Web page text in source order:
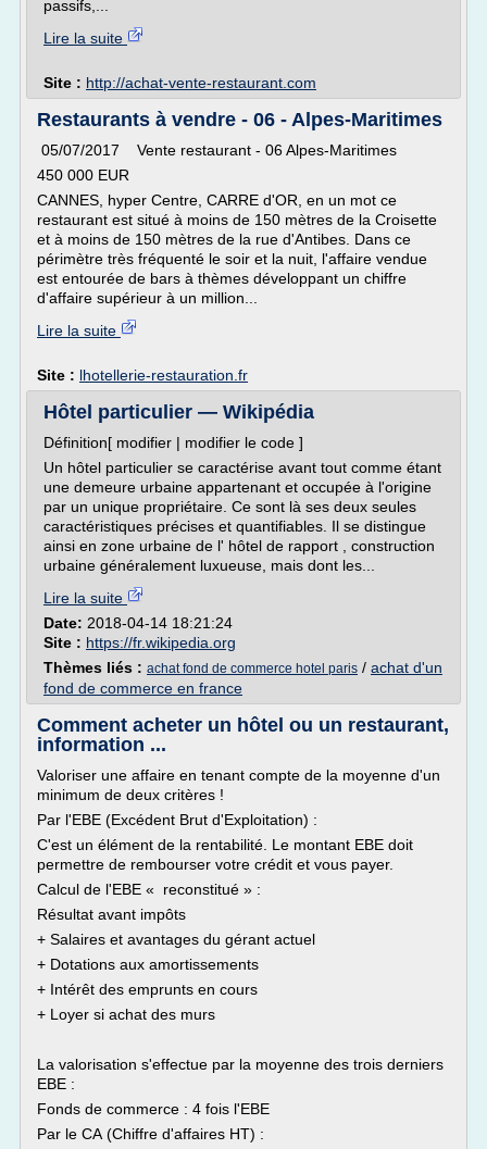
passifs,...
Lire la suite
Site : http://achat-vente-restaurant.com
Restaurants à vendre - 06 - Alpes-Maritimes
05/07/2017 Vente restaurant - 06 Alpes-Maritimes
450 000 EUR
CANNES, hyper Centre, CARRE d'OR, en un mot ce
restaurant est situé à moins de 150 mètres de la Croisette
et à moins de 150 mètres de la rue d'Antibes. Dans ce
périmètre très fréquenté le soir et la nuit, l'affaire vendue
est entourée de bars à thèmes développant un chiffre
d'affaire supérieur à un million...
Lire la suite
Site : lhotellerie-restauration.fr
Hôtel particulier — Wikipédia
Définition[ modifier | modifier le code ]
Un hôtel particulier se caractérise avant tout comme étant
une demeure urbaine appartenant et occupée à l'origine
par un unique propriétaire. Ce sont là ses deux seules
caractéristiques précises et quantifiables. Il se distingue
ainsi en zone urbaine de l' hôtel de rapport , construction
urbaine généralement luxueuse, mais dont les...
Lire la suite
Date: 2018-04-14 18:21:24
Site : https://fr.wikipedia.org
Thèmes liés : achat fond de commerce hotel paris / achat d'un
fond de commerce en france
Comment acheter un hôtel ou un restaurant,
information ...
Valoriser une affaire en tenant compte de la moyenne d'un
minimum de deux critères !
Par l'EBE (Excédent Brut d'Exploitation) :
C'est un élément de la rentabilité. Le montant EBE doit
permettre de rembourser votre crédit et vous payer.
Calcul de l'EBE « reconstitué » :
Résultat avant impôts
+ Salaires et avantages du gérant actuel
+ Dotations aux amortissements
+ Intérêt des emprunts en cours
+ Loyer si achat des murs
La valorisation s'effectue par la moyenne des trois derniers
EBE :
Fonds de commerce : 4 fois l'EBE
Par le CA (Chiffre d'affaires HT) :